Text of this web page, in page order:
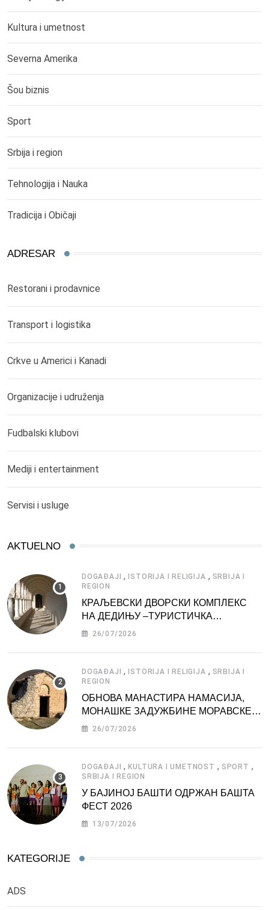
Kultura i umetnost
Severna Amerika
Šou biznis
Sport
Srbija i region
Tehnologija i Nauka
Tradicija i Običaji
ADRESAR
Restorani i prodavnice
Transport i logistika
Crkve u Americi i Kanadi
Organizacije i udruženja
Fudbalski klubovi
Mediji i entertainment
Servisi i usluge
AKTUELNO
DOGAĐAJI ,ISTORIJA I RELIGIJA , SRBIJA I
REGION
КРАЉЕВСКИ ДВОРСКИ КОМПЛЕКС
НА ДЕДИЊУ –ТУРИСТИЧКА
АТРАКЦИЈА
26/07/2026
DOGAĐAJI ,ISTORIJA I RELIGIJA , SRBIJA I
REGION
ОБНОВА МАНАСТИРА НАМАСИЈА,
МОНАШКЕ ЗАДУЖБИНЕ МОРАВСКЕ
СРБИЈЕ
26/07/2026
DOGAĐAJI ,KULTURA I UMETNOST , SPORT ,
SRBIJA I REGION
У БАЈИНОЈ БАШТИ ОДРЖАН БАШТА
ФЕСТ 2026
13/07/2026
KATEGORIJE
ADS